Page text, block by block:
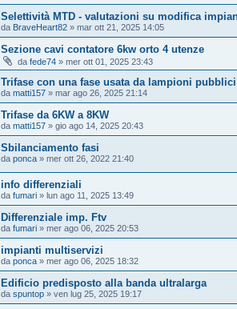
Selettività MTD - valutazioni su modifica
da BraveHeart82 » mar ott 21, 2025 14:05
Sezione cavi contatore 6kw orto 4 utenze
da fede74 » mer ott 01, 2025 23:43
Trifase con una fase usata da lampioni pubblici
da matti157 » mar ago 26, 2025 21:14
Trifase da 6KW a 8KW
da matti157 » gio ago 14, 2025 20:43
Sbilanciamento fasi
da ponca » mer ott 26, 2022 21:40
info differenziali
da fumari » lun ago 11, 2025 13:49
Differenziale imp. Ftv
da fumari » mer ago 06, 2025 20:53
impianti multiservizi
da ponca » mer ago 06, 2025 18:32
Edificio predisposto alla banda ultralarga
da spuntop » ven lug 25, 2025 19:17